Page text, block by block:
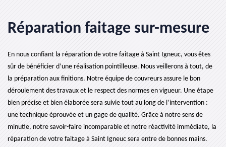
Réparation faitage sur-mesure
En nous confiant la réparation de votre faitage à Saint Igneuc, vous êtes
sûr de bénéficier d’une réalisation pointilleuse. Nous veillerons à tout, de
la préparation aux finitions. Notre équipe de couvreurs assure le bon
déroulement des travaux et le respect des normes en vigueur. Une étape
bien précise et bien élaborée sera suivie tout au long de l’intervention :
une technique éprouvée et un gage de qualité. Grâce à notre sens de
minutie, notre savoir-faire incomparable et notre réactivité immédiate, la
réparation de votre faitage à Saint Igneuc sera entre de bonnes mains.